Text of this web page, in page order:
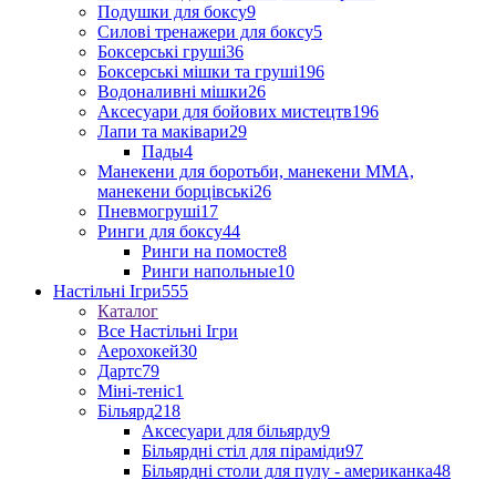
Подушки для боксу9
Силові тренажери для боксу5
Боксерські груші36
Боксерські мішки та груші196
Водоналивні мішки26
Аксесуари для бойових мистецтв196
Лапи та маківари29
Пады4
Манекени для боротьби, манекени ММА,
манекени борцівські26
Пневмогруші17
Ринги для боксу44
Ринги на помосте8
Ринги напольные10
Настільні Ігри555
Каталог
Все Настільні Ігри
Аерохокей30
Дартс79
Міні-теніс1
Більярд218
Аксесуари для більярду9
Більярдні стіл для піраміди97
Більярдні столи для пулу - американка48